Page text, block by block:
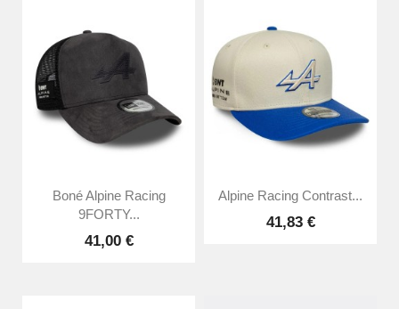
Boné Alpine Racing
9FORTY...
41,00 €
Alpine Racing Contrast...
41,83 €